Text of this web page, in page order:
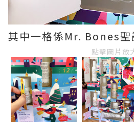
其中一格係Mr. Bones聖
點擊圖片放